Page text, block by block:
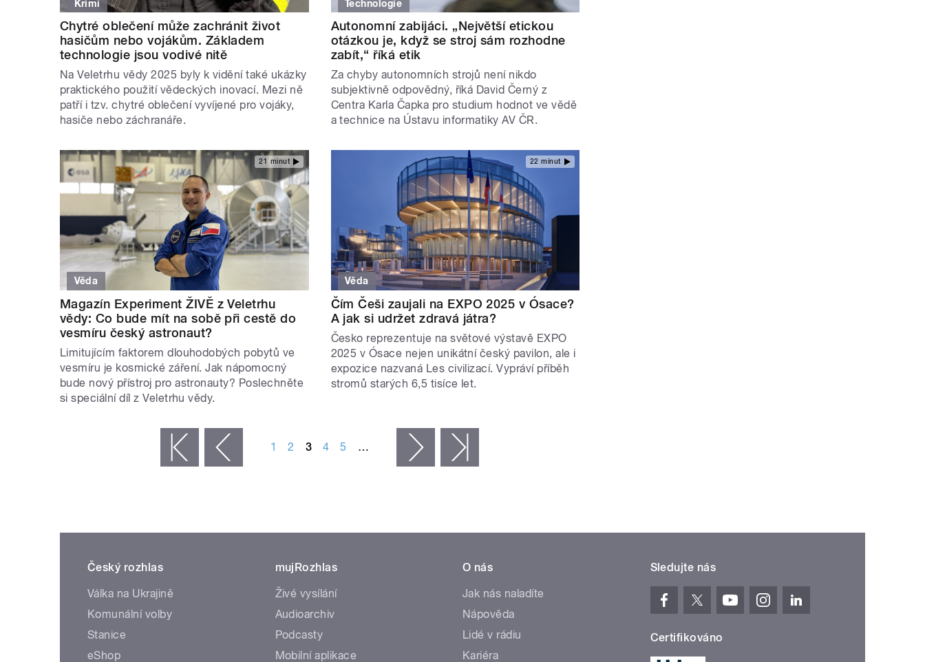
Krimi
Chytré oblečení může zachránit život
hasičům nebo vojákům. Základem
technologie jsou vodivé nitě
Na Veletrhu vědy 2025 byly k vidění také ukázky
praktického použití vědeckých inovací. Mezi ně
patří i tzv. chytré oblečení vyvíjené pro vojáky,
hasiče nebo záchranáře.
Technologie
Autonomní zabijáci. „Největší etickou
otázkou je, když se stroj sám rozhodne
zabít,“ říká etik
Za chyby autonomních strojů není nikdo
subjektivně odpovědný, říká David Černý z
Centra Karla Čapka pro studium hodnot ve vědě
a technice na Ústavu informatiky AV ČR.
21 minut
Věda
Magazín Experiment ŽIVĚ z Veletrhu
vědy: Co bude mít na sobě při cestě do
vesmíru český astronaut?
Limitujícím faktorem dlouhodobých pobytů ve
vesmíru je kosmické záření. Jak nápomocný
bude nový přístroj pro astronauty? Poslechněte
si speciální díl z Veletrhu vědy.
22 minut
Věda
Čím Češi zaujali na EXPO 2025 v Ósace?
A jak si udržet zdravá játra?
Česko reprezentuje na světové výstavě EXPO
2025 v Ósace nejen unikátní český pavilon, ale i
expozice nazvaná Les civilizací. Vypráví příběh
stromů starých 6,5 tisíce let.
‹ předchozí 1 2 3 4 5 … následující ›
Český rozhlas
Válka na Ukrajině
Komunální volby
Stanice
eShop
mujRozhlas
Živé vysílání
Audioarchiv
Podcasty
Mobilní aplikace
O nás
Jak nás naladíte
Nápověda
Lidé v rádiu
Kariéra
Sledujte nás
Certifikováno